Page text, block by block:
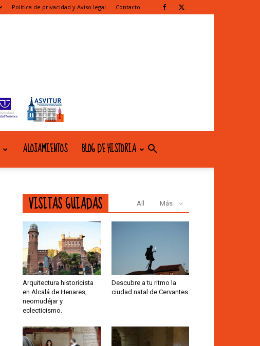
Política de privacidad y Aviso legal Contacto
ALOJAMIENTOS BLOG DE HISTORIA
VISITAS GUIADAS All Más
Arquitectura historicista
en Alcalá de Henares,
neomudéjar y
eclecticismo.
Descubre a tu ritmo la
ciudad natal de Cervantes